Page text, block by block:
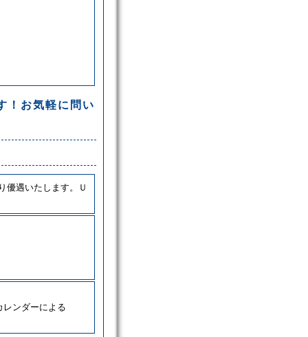
！お気軽に問い
優遇いたします。Ｕ
ンダーによる